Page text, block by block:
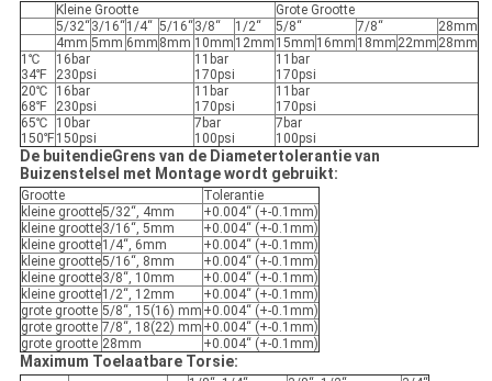
Kleine Grootte
Grote Grootte
5/32“3/16“1/4“ 5/16“3/8“ 1/2“ 5/8“ 7/8“
28mm
4mm 5mm 6mm 8mm 10mm 12mm 15mm 16mm 18mm 22mm 28mm
1℃
34℉
16bar
230psi
11bar
170psi
11bar
170psi
20℃
68℉
16bar
230psi
11bar
170psi
11bar
170psi
65℃
150℉
10bar
150psi
7bar
100psi
7bar
100psi
De buitendieGrens van de Diametertolerantie van
Buizenstelsel met Montage wordt gebruikt:
Grootte
Tolerantie
kleine grootte5/32“, 4mm
+0.004“ (+-0.1mm)
kleine grootte3/16“, 5mm
+0.004“ (+-0.1mm)
kleine grootte1/4“, 6mm
+0.004“ (+-0.1mm)
kleine grootte5/16“, 8mm
+0.004“ (+-0.1mm)
kleine grootte3/8“, 10mm
+0.004“ (+-0.1mm)
kleine grootte1/2“, 12mm
+0.004“ (+-0.1mm)
grote grootte 5/8“, 15(16) mm +0.004“ (+-0.1mm)
grote grootte 7/8“, 18(22) mm +0.004“ (+-0.1mm)
grote grootte 28mm +0.004“ (+-0.1mm)
Maximum Toelaatbare Torsie: